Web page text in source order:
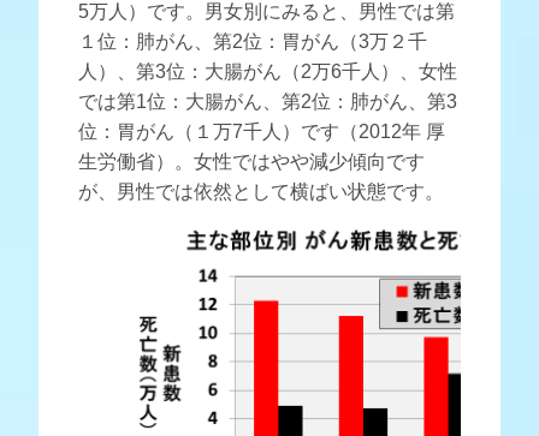
5万人）です。男女別にみると、男性では第
１位：肺がん、第2位：胃がん（3万２千
人）、第3位：大腸がん（2万6千人）、女性
では第1位：大腸がん、第2位：肺がん、第3
位：胃がん（１万7千人）です（2012年 厚
生労働省）。女性ではやや減少傾向です
が、男性では依然として横ばい状態です。